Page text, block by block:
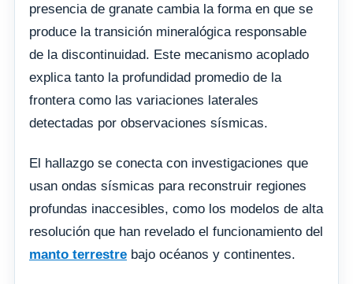
presencia de granate cambia la forma en que se
produce la transición mineralógica responsable
de la discontinuidad. Este mecanismo acoplado
explica tanto la profundidad promedio de la
frontera como las variaciones laterales
detectadas por observaciones sísmicas.
El hallazgo se conecta con investigaciones que
usan ondas sísmicas para reconstruir regiones
profundas inaccesibles, como los modelos de alta
resolución que han revelado el funcionamiento del
manto terrestre bajo océanos y continentes.